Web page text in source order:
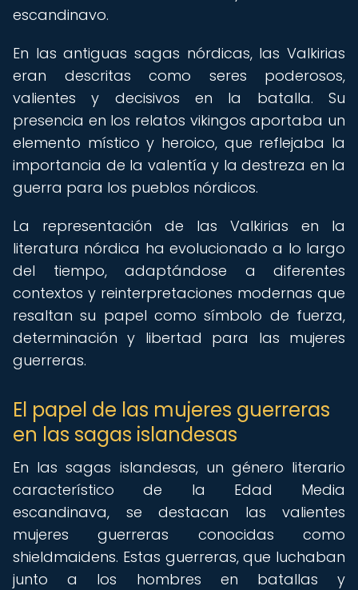
escandinavo.
En las antiguas sagas nórdicas, las Valkirias
eran descritas como seres poderosos,
valientes y decisivos en la batalla. Su
presencia en los relatos vikingos aportaba un
elemento místico y heroico, que reflejaba la
importancia de la valentía y la destreza en la
guerra para los pueblos nórdicos.
La representación de las Valkirias en la
literatura nórdica ha evolucionado a lo largo
del tiempo, adaptándose a diferentes
contextos y reinterpretaciones modernas que
resaltan su papel como símbolo de fuerza,
determinación y libertad para las mujeres
guerreras.
El papel de las mujeres guerreras
en las sagas islandesas
En las sagas islandesas, un género literario
característico de la Edad Media
escandinava, se destacan las valientes
mujeres guerreras conocidas como
shieldmaidens. Estas guerreras, que luchaban
junto a los hombres en batallas y